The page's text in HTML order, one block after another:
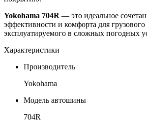
Yokohama 704R — это идеальное
эффективности и комфорта для грузового
эксплуатируемого в сложных погодных
Характеристики
Производитель
Yokohama
Модель автошины
704R